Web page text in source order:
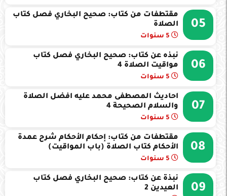
05
مقتطفات من كتاب: صحيح البخاري فصل كتاب
الصلاة
06
نبذه عن كتاب: صحيح البخاري فصل كتاب
مواقيت الصلاة 4
07
احاديث المصطفى محمد عليه افضل الصلاة
والسلام الصحيحة 4
08
مقتطفات من كتاب: إحكام الأحكام شرح عمدة
الأحكام كتاب الصلاة (باب المواقيت)
09
نبذة عن كتاب: صحيح البخاري فصل كتاب
العيدين 2